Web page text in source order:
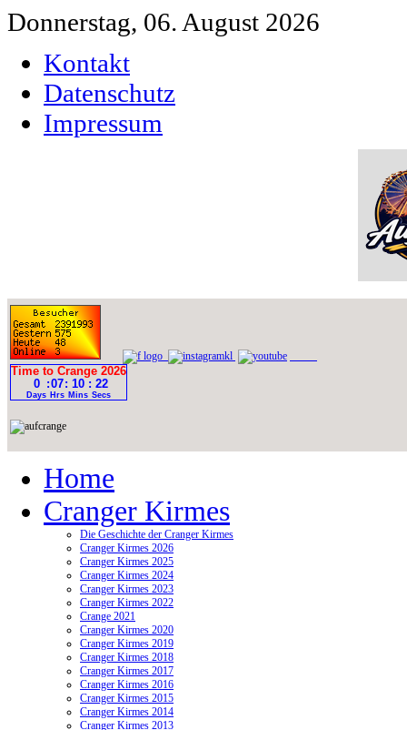
Donnerstag, 06. August 2026
Kontakt
Datenschutz
Impressum
Home
Cranger Kirmes
Die Geschichte der Cranger Kirmes
Cranger Kirmes 2026
Cranger Kirmes 2025
Cranger Kirmes 2024
Cranger Kirmes 2023
Cranger Kirmes 2022
Crange 2021
Cranger Kirmes 2020
Cranger Kirmes 2019
Cranger Kirmes 2018
Cranger Kirmes 2017
Cranger Kirmes 2016
Cranger Kirmes 2015
Cranger Kirmes 2014
Cranger Kirmes 2013